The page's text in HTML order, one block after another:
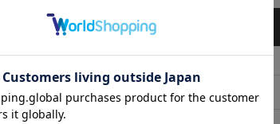
カートに入れる
店舗在庫表示